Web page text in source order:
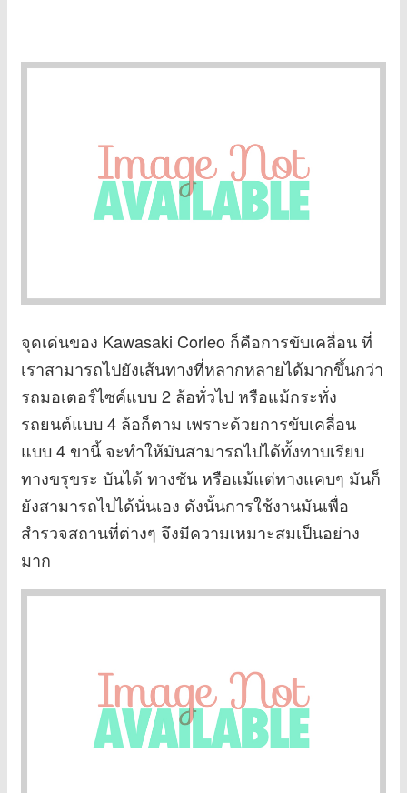
จุดเด่นของ Kawasaki Corleo ก็คือการขับเคลื่อน ที่
เราสามารถไปยังเส้นทางที่หลากหลายได้มากขึ้นกว่า
รถมอเตอร์ไซค์แบบ 2 ล้อทั่วไป หรือแม้กระทั่ง
รถยนต์แบบ 4 ล้อก็ตาม เพราะด้วยการขับเคลื่อน
แบบ 4 ขานี้ จะทำให้มันสามารถไปได้ทั้งทาบเรียบ
ทางขรุขระ บันได้ ทางชัน หรือแม้แต่ทางแคบๆ มันก็
ยังสามารถไปได้นั่นเอง ดังนั้นการใช้งานมันเพื่อ
สำรวจสถานที่ต่างๆ จึงมีความเหมาะสมเป็นอย่าง
มาก